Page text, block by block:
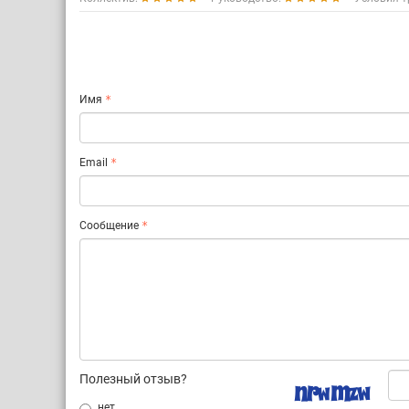
Имя
Email
Сообщение
Полезный отзыв?